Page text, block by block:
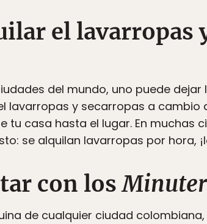
el lavarropas
del mundo, uno puede
lavarropas y secarropas a cambio
tu casa hasta el lugar. En muchas
se alquilan lavarropas por hora,
con los
de cualquier ciudad